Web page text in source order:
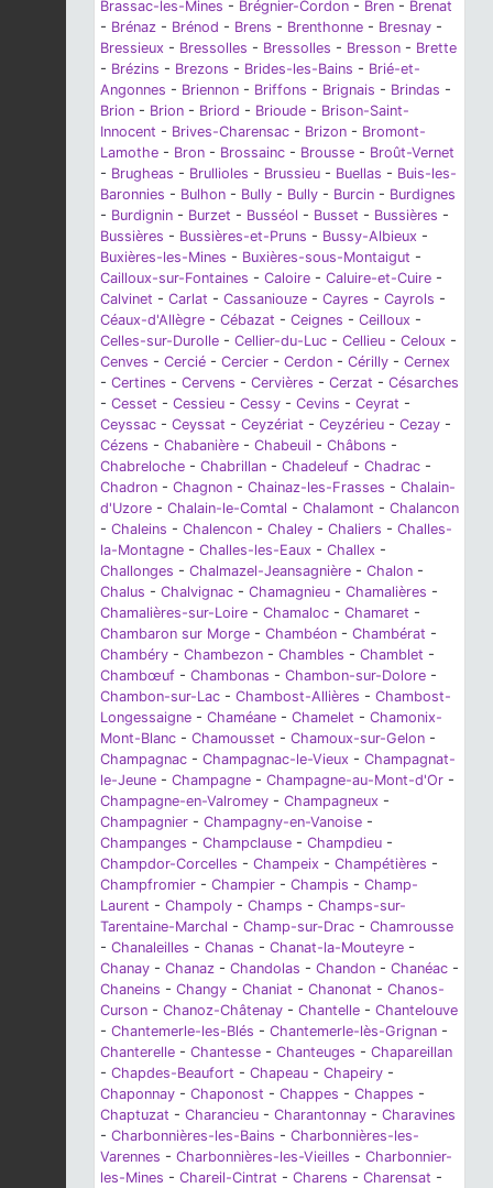
Brassac-les-Mines - Brégnier-Cordon - Bren - Brenat
- Brénaz - Brénod - Brens - Brenthonne - Bresnay -
Bressieux - Bressolles - Bressolles - Bresson - Brette
- Brézins - Brezons - Brides-les-Bains - Brié-et-
Angonnes - Briennon - Briffons - Brignais - Brindas -
Brion - Brion - Briord - Brioude - Brison-Saint-
Innocent - Brives-Charensac - Brizon - Bromont-
Lamothe - Bron - Brossainc - Brousse - Broût-Vernet
- Brugheas - Brullioles - Brussieu - Buellas - Buis-les-
Baronnies - Bulhon - Bully - Bully - Burcin - Burdignes
- Burdignin - Burzet - Busséol - Busset - Bussières -
Bussières - Bussières-et-Pruns - Bussy-Albieux -
Buxières-les-Mines - Buxières-sous-Montaigut -
Cailloux-sur-Fontaines - Caloire - Caluire-et-Cuire -
Calvinet - Carlat - Cassaniouze - Cayres - Cayrols -
Céaux-d'Allègre - Cébazat - Ceignes - Ceilloux -
Celles-sur-Durolle - Cellier-du-Luc - Cellieu - Celoux -
Cenves - Cercié - Cercier - Cerdon - Cérilly - Cernex
- Certines - Cervens - Cervières - Cerzat - Césarches
- Cesset - Cessieu - Cessy - Cevins - Ceyrat -
Ceyssac - Ceyssat - Ceyzériat - Ceyzérieu - Cezay -
Cézens - Chabanière - Chabeuil - Châbons -
Chabreloche - Chabrillan - Chadeleuf - Chadrac -
Chadron - Chagnon - Chainaz-les-Frasses - Chalain-
d'Uzore - Chalain-le-Comtal - Chalamont - Chalancon
- Chaleins - Chalencon - Chaley - Chaliers - Challes-
la-Montagne - Challes-les-Eaux - Challex -
Challonges - Chalmazel-Jeansagnière - Chalon -
Chalus - Chalvignac - Chamagnieu - Chamalières -
Chamalières-sur-Loire - Chamaloc - Chamaret -
Chambaron sur Morge - Chambéon - Chambérat -
Chambéry - Chambezon - Chambles - Chamblet -
Chambœuf - Chambonas - Chambon-sur-Dolore -
Chambon-sur-Lac - Chambost-Allières - Chambost-
Longessaigne - Chaméane - Chamelet - Chamonix-
Mont-Blanc - Chamousset - Chamoux-sur-Gelon -
Champagnac - Champagnac-le-Vieux - Champagnat-
le-Jeune - Champagne - Champagne-au-Mont-d'Or -
Champagne-en-Valromey - Champagneux -
Champagnier - Champagny-en-Vanoise -
Champanges - Champclause - Champdieu -
Champdor-Corcelles - Champeix - Champétières -
Champfromier - Champier - Champis - Champ-
Laurent - Champoly - Champs - Champs-sur-
Tarentaine-Marchal - Champ-sur-Drac - Chamrousse
- Chanaleilles - Chanas - Chanat-la-Mouteyre -
Chanay - Chanaz - Chandolas - Chandon - Chanéac -
Chaneins - Changy - Chaniat - Chanonat - Chanos-
Curson - Chanoz-Châtenay - Chantelle - Chantelouve
- Chantemerle-les-Blés - Chantemerle-lès-Grignan -
Chanterelle - Chantesse - Chanteuges - Chapareillan
- Chapdes-Beaufort - Chapeau - Chapeiry -
Chaponnay - Chaponost - Chappes - Chappes -
Chaptuzat - Charancieu - Charantonnay - Charavines
- Charbonnières-les-Bains - Charbonnières-les-
Varennes - Charbonnières-les-Vieilles - Charbonnier-
les-Mines - Chareil-Cintrat - Charens - Charensat -